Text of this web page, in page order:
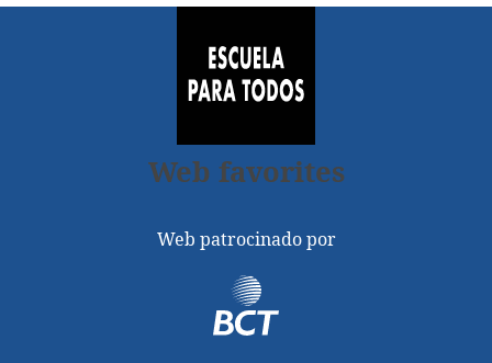
Web favorites
Web patrocinado por